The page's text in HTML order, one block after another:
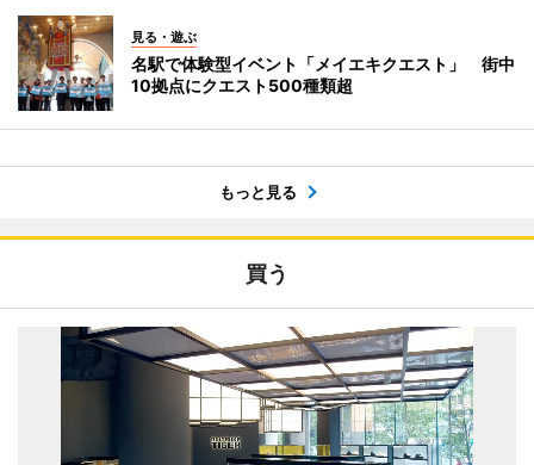
見る・遊ぶ
名駅で体験型イベント「メイエキクエスト」 街中
10拠点にクエスト500種類超
もっと見る
買う